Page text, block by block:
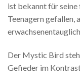
ist bekannt für seine
Teenagern gefallen,
Der Mystic Bird
Gefieder im